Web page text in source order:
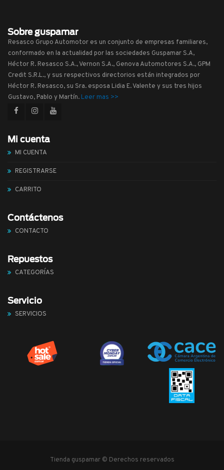
Sobre guspamar
Resasco Grupo Automotor es un conjunto de empresas familiares,
conformado en la actualidad por las sociedades Guspamar S.A,
Héctor R. Resasco S.A., Vernon S.A., Genova Automotores S.A., GPM
Credit S.R.L., y sus respectivos directorios están integrados por
Héctor R. Resasco, su Sra. esposa Lidia E. Valente y sus tres hijos
Gustavo, Pablo y Martín. Leer mas >>
Mi cuenta
MI CUENTA
REGISTRARSE
CARRITO
Contáctenos
CONTACTO
Repuestos
CATEGORÍAS
Servicio
SERVICIOS
Tienda guspamar © Derechos reservados